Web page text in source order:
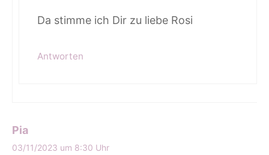
Da stimme ich Dir zu liebe Rosi
Antworten
Pia
03/11/2023 um 8:30 Uhr